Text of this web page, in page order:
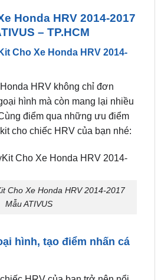
hoặc0987.801.029để
kỹ thuật viên tận tâm.
Honda HRV 2014-2017
– TP.HCM
Cho Xe Honda HRV 2014-
HRV không chỉ đơn
hình mà còn mang lại nhiều
điểm qua những ưu điểm
cho chiếc HRV của bạn nhé:
Cho Xe Honda HRV 2014-2017